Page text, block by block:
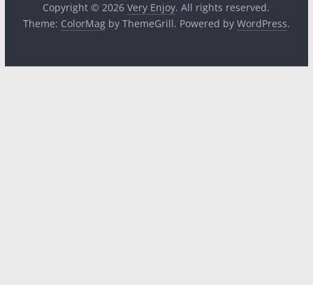
Copyright © 2026Very Enjoy. All rights reserved.
Theme: ColorMagby ThemeGrill. Powered by WordPress.